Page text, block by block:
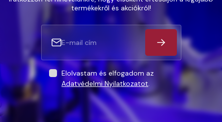
termékekről és akciókról!
Elolvastam és elfogadom az
Adatvédelmi Nyilatkozatot.